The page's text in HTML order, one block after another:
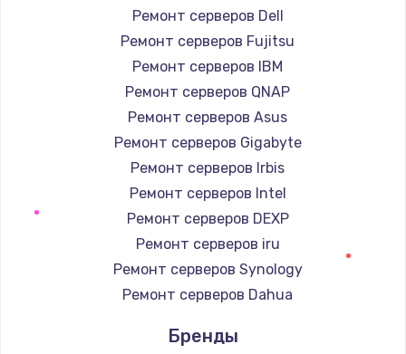
600 руб.
Заказать
Замена конфорки
Заказать
Замена платы сенсора
Заказать
Замена регулятора режимов конфорки
Заказать
Ремонт серверов Dell
Ремонт серверов Fujitsu
Ремонт серверов IBM
Ремонт серверов QNAP
Ремонт серверов Asus
Ремонт серверов Gigabyte
Ремонт серверов Irbis
Ремонт серверов Intel
Ремонт серверов DEXP
Ремонт серверов iru
Ремонт серверов Synology
Ремонт серверов Dahua
Бренды